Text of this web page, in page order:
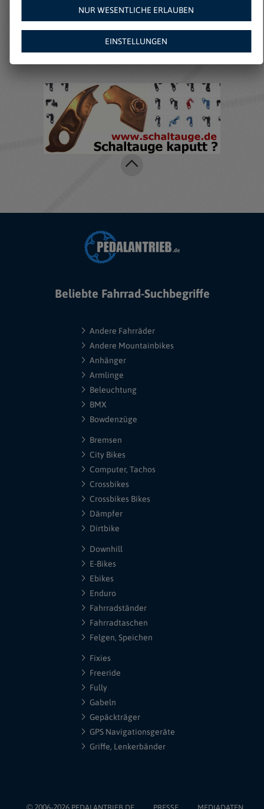
Weitere Angebote auf
Amazon:
Beliebte Fahrrad-Suchbegriffe
Andere Fahrräder
Andere Mountainbikes
Anhänger
Armlinge
Beleuchtung
BMX
Bowdenzüge
Bremsen
City Bikes
Computer, Tachos
Crossbikes
Crossbikes Bikes
Dämpfer
Dirtbike
Downhill
E-Bikes
Ebikes
Enduro
Fahrradständer
Fahrradtaschen
Felgen, Speichen
Fixies
Freeride
Fully
Gabeln
Gepäckträger
GPS Navigationsgeräte
Griffe, Lenkerbänder
NUR WESENTLICHE ERLAUBEN
EINSTELLUNGEN